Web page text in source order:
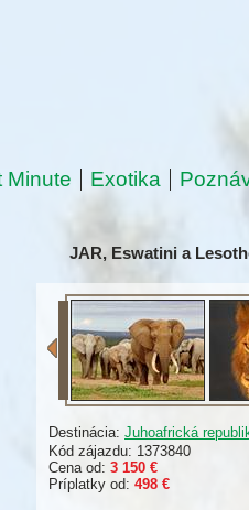
Minute Exotika
JAR, Eswatini a
Destinácia: Juhoafrická
Kód zájazdu: 1373840
Cena od: 3 150 €
Príplatky od: 498 €